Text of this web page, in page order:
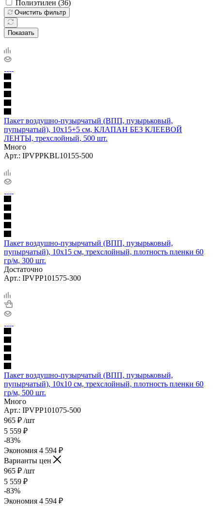
Полиэтилен (36)
Очистить фильтр
Показать
Пакет воздушно-пузырчатый (ВПП, пузырьковый,
пупырчатый), 10х15+5 см, КЛАПАН БЕЗ КЛЕЕВОЙ
ЛЕНТЫ, трехслойный, 500 шт.
Много
Арт.: IPVPPKBL10155-500
Пакет воздушно-пузырчатый (ВПП, пузырьковый,
пупырчатый), 10х15 см, трехслойный, плотность пленки 60
гр/м, 300 шт.
Достаточно
Арт.: IPVPP101575-300
Пакет воздушно-пузырчатый (ВПП, пузырьковый,
пупырчатый), 10х10 см, трехслойный, плотность пленки 60
гр/м, 500 шт.
Много
Арт.: IPVPP101075-500
965 ₽ /шт
5 559 ₽
-83%
Экономия 4 594 ₽
Варианты цен
965 ₽ /шт
5 559 ₽
-83%
Экономия 4 594 ₽